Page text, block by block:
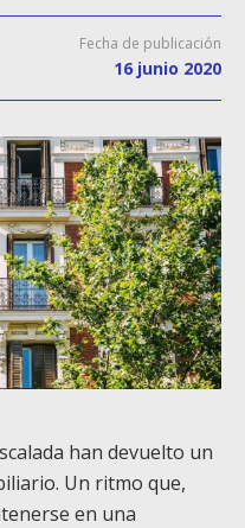
Fecha de publicación
16 junio 2020
han devuelto un
Un ritmo que,
en una